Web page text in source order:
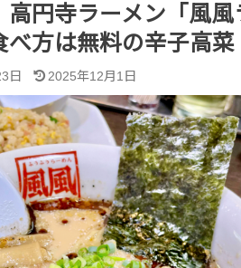
高円寺ラーメン「風
べ方は無料の辛子高菜
日 2025年12月1日